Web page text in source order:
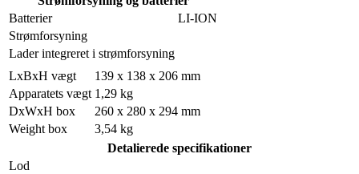
Batterier
LI-ION
Strømforsyning
Lader integreret i strømforsyning
LxBxH vægt
139 x 138 x 206 mm
Apparatets vægt 1,29 kg
DxWxH box
260 x 280 x 294 mm
Weight box
3,54 kg
Detalierede specifikationer
Lod